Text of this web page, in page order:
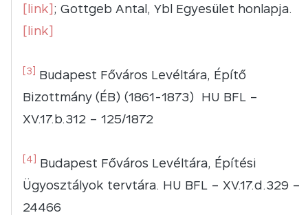
[link]; Gottgeb Antal, Ybl Egyesület honlapja.
[link]
[3]
Budapest Főváros Levéltára, Építő
Bizottmány (ÉB) (1861-1873) HU BFL –
XV.17.b.312 – 125/1872
[4]
Budapest Főváros Levéltára, Építési
Ügyosztályok tervtára. HU BFL – XV.17.d.329 –
24466